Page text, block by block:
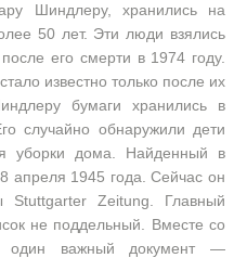
Шиндлеру, хранились на
50 лет. Эти люди взялись
его смерти в 1974 году.
известно только после их
бумаги хранились в
случайно обнаружили дети
уборки дома. Найденный в
апреля 1945 года. Сейчас он
Stuttgarter Zeitung. Главный
не поддельный. Вместе со
важный документ —